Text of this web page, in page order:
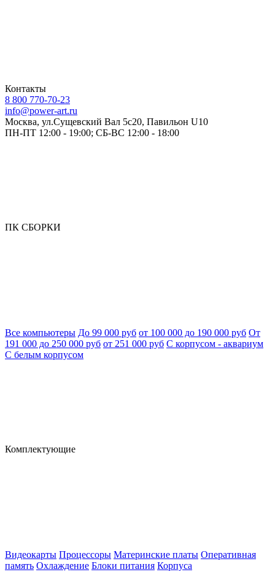
Контакты
8 800 770-70-23
info@power-art.ru
Москва, ул.Сущевский Вал 5с20, Павильон U10
ПН-ПТ 12:00 - 19:00; СБ-ВС 12:00 - 18:00
ПК СБОРКИ
Все компьютеры До 99 000 руб от 100 000 до 190 000 руб От
191 000 до 250 000 руб от 251 000 руб С корпусом - аквариум
С белым корпусом
Комплектующие
Видеокарты Процессоры Материнские платы Оперативная
память Охлаждение Блоки питания Корпуса